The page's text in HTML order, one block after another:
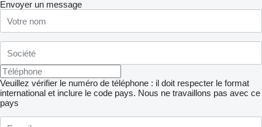
Envoyer un message
Veuillez vérifier le numéro de téléphone : il doit respecter le format
international et inclure le code pays. Nous ne travaillons pas avec ce
pays